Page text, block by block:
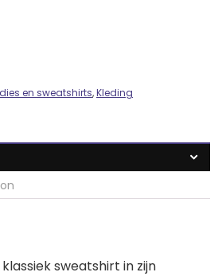
en sweatshirts,Kleding
sweatshirt in zijn